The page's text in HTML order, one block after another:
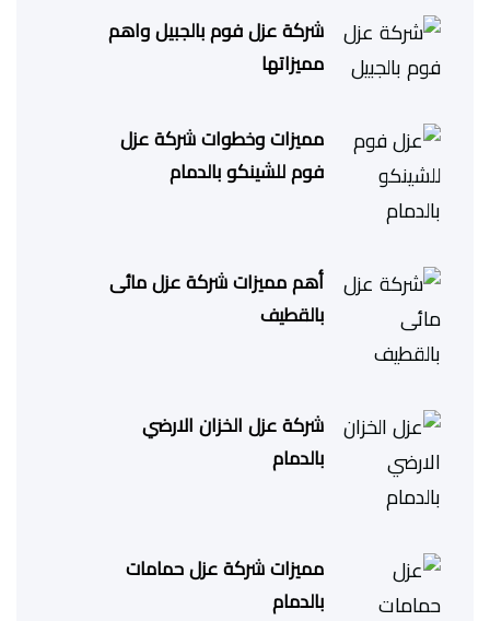
شركة عزل فوم بالجبيل واهم
مميزاتها
مميزات وخطوات شركة عزل
فوم للشينكو بالدمام
أهم مميزات شركة عزل مائى
بالقطيف
شركة عزل الخزان الارضي
بالدمام
مميزات شركة عزل حمامات
بالدمام